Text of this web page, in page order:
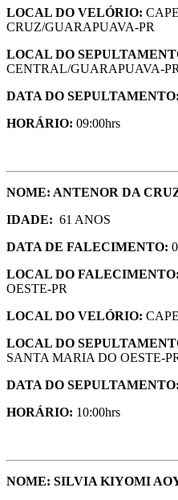
LOCAL DO VELÓRIO:
CRUZ/GUARAPUAVA-PR
LOCAL DO
CENTRAL/GUARAPUAVA-PR
DATA DO SEPULTAMENTO:
HORÁRIO: 09:00hrs
NOME: ANTENOR DA
IDADE: 61 ANOS
DATA DE FALECIMENTO:
LOCAL DO FALECIMENTO:
OESTE-PR
LOCAL DO VELÓRIO:
LOCAL DO
SANTA MARIA DO OESTE-
DATA DO SEPULTAMENTO:
HORÁRIO: 10:00hrs
NOME: SILVIA KIYOMI